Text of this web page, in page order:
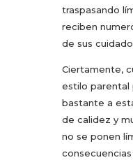
traspasando
reciben
de sus
Ciertamente,
estilo parental
bastante a
de calidez y
no se ponen